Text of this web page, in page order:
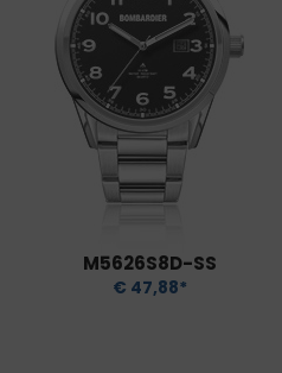
M5626S8D-SS
€ 47,88*